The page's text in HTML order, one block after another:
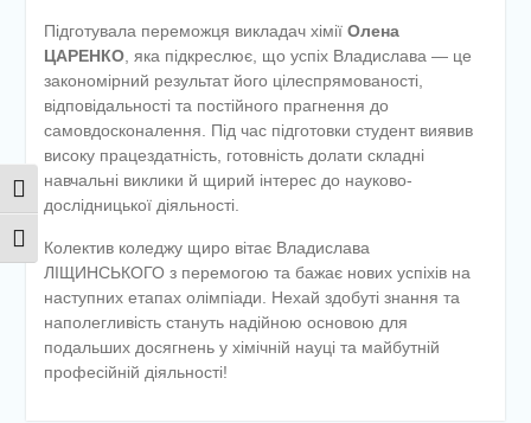
Toggle High Contrast
Toggle Font size
Підготувала переможця викладач хімії Олена
ЦАРЕНКО, яка підкреслює, що успіх Владислава — це
закономірний результат його цілеспрямованості,
відповідальності та постійного прагнення до
самовдосконалення. Під час підготовки студент виявив
високу працездатність, готовність долати складні
навчальні виклики й щирий інтерес до науково-
дослідницької діяльності.
Колектив коледжу щиро вітає Владислава
ЛІЩИНСЬКОГО з перемогою та бажає нових успіхів на
наступних етапах олімпіади. Нехай здобуті знання та
наполегливість стануть надійною основою для
подальших досягнень у хімічній науці та майбутній
професійній діяльності!